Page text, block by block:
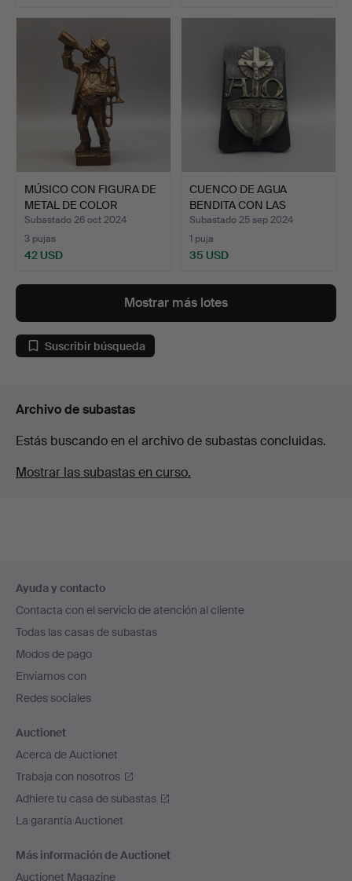
MÚSICO CON FIGURA DE
METAL DE COLOR
BRONCE…
Subastado 26 oct 2024
3 pujas
42 USD
CUENCO DE AGUA
BENDITA CON LAS
INICIALES A…
Subastado 25 sep 2024
1 puja
35 USD
Mostrar más lotes
Suscribir búsqueda
Archivo de subastas
Estás buscando en el archivo de subastas concluidas.
Mostrar las subastas en curso.
en
el
pie
de
página
Ayuda y contacto
Contacta con el servicio de atención al cliente
Todas las casas de subastas
Modos de pago
Enviamos con
Redes sociales
Auctionet
Acerca de Auctionet
Trabaja con nosotros
Adhiere tu casa de subastas
La garantía Auctionet
Más información de Auctionet
Auctionet Magazine